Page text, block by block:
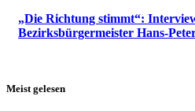
„Die Richtung stimmt“:
Bezirksbürgermeister Hans-
Meist gelesen